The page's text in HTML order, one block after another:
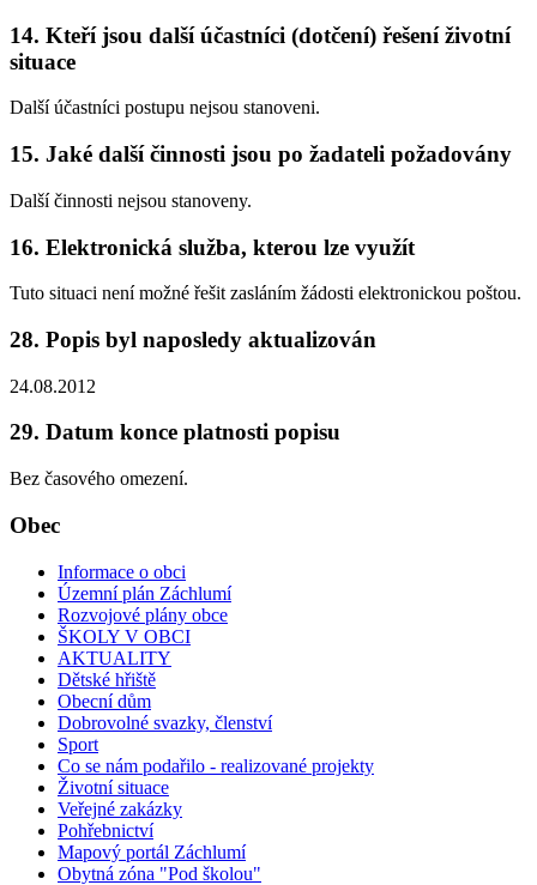
14. Kteří jsou další účastníci (dotčení) řešení životní
situace
Další účastníci postupu nejsou stanoveni.
15. Jaké další činnosti jsou po žadateli požadovány
Další činnosti nejsou stanoveny.
16. Elektronická služba, kterou lze využít
Tuto situaci není možné řešit zasláním žádosti elektronickou poštou.
28. Popis byl naposledy aktualizován
24.08.2012
29. Datum konce platnosti popisu
Bez časového omezení.
Obec
Informace o obci
Územní plán Záchlumí
Rozvojové plány obce
ŠKOLY V OBCI
AKTUALITY
Dětské hřiště
Obecní dům
Dobrovolné svazky, členství
Sport
Co se nám podařilo - realizované projekty
Životní situace
Veřejné zakázky
Pohřebnictví
Mapový portál Záchlumí
Obytná zóna "Pod školou"